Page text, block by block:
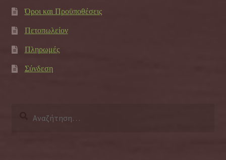
Όροι και Προϋποθέσεις
Πετοπωλείον
Πληρωμές
Σύνδεση